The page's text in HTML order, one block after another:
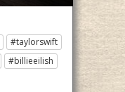
#taylorswift
#billieeilish